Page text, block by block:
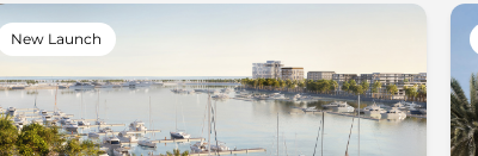
New Launch